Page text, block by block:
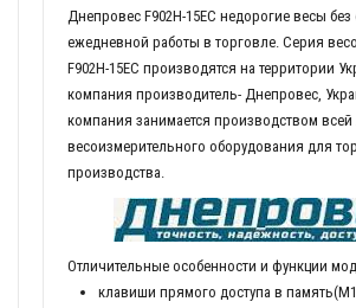
Днепровес F902H-15EC недорогие весы без
ежедневной работы в торговле. Серия
F902H-15EC производятся на территории
компания производитель- Днепровес,
компания занимается производством всей
весоизмерительного оборудования для
производства.
Отличительные особенности и функции
клавиши прямого доступа в